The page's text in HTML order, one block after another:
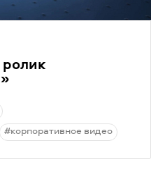
#корпоративное видео